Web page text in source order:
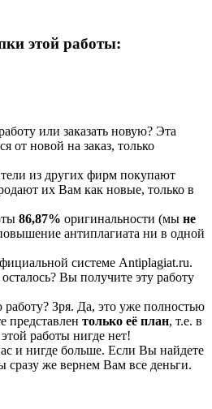
этой работы:
или заказать новую? Эта
от новой на заказ, только
из других фирм покупают
их Вам как новые, только в
86,87% оригинальности (мы не
антиплагиата ни в одной
системе Аntiplagiat.ru.
Вы получите эту работу
работу? Зря. Да, это уже полностью
представлен только её план, т.е. в
работы нигде нет!
и нигде больше. Если Вы найдете
сразу же вернем Вам все деньги.